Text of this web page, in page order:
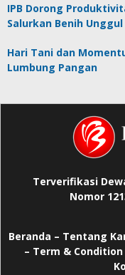
IPB Dorong
Salurkan Benih
Hari Tani dan
Lumbung Pangan
Terverifikasi
Nomor
Beranda – Tentang
– Term & Condition